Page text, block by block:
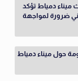
دمياط تؤكد
ضرورة لمواجهة
حول ميناء دمياط